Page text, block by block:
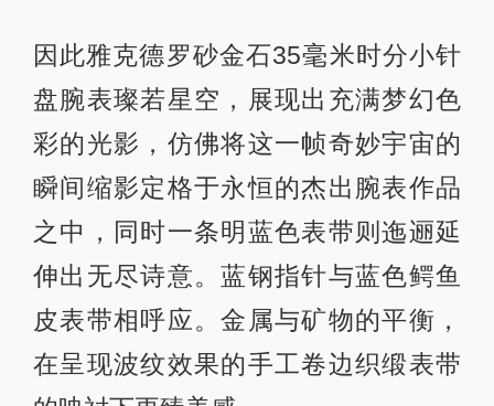
因此雅克德罗砂金石35毫米时分小针
盘腕表璨若星空，展现出充满梦幻色
彩的光影，仿佛将这一帧奇妙宇宙的
瞬间缩影定格于永恒的杰出腕表作品
之中，同时一条明蓝色表带则迤逦延
伸出无尽诗意。蓝钢指针与蓝色鳄鱼
皮表带相呼应。金属与矿物的平衡，
在呈现波纹效果的手工卷边织缎表带